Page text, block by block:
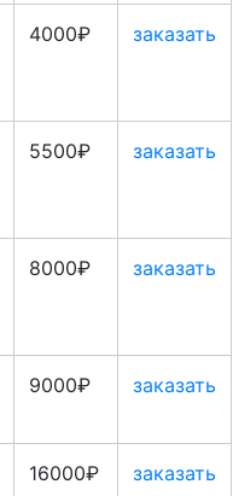
4000₽ заказать
5500₽ заказать
8000₽ заказать
9000₽ заказать
16000₽ заказать